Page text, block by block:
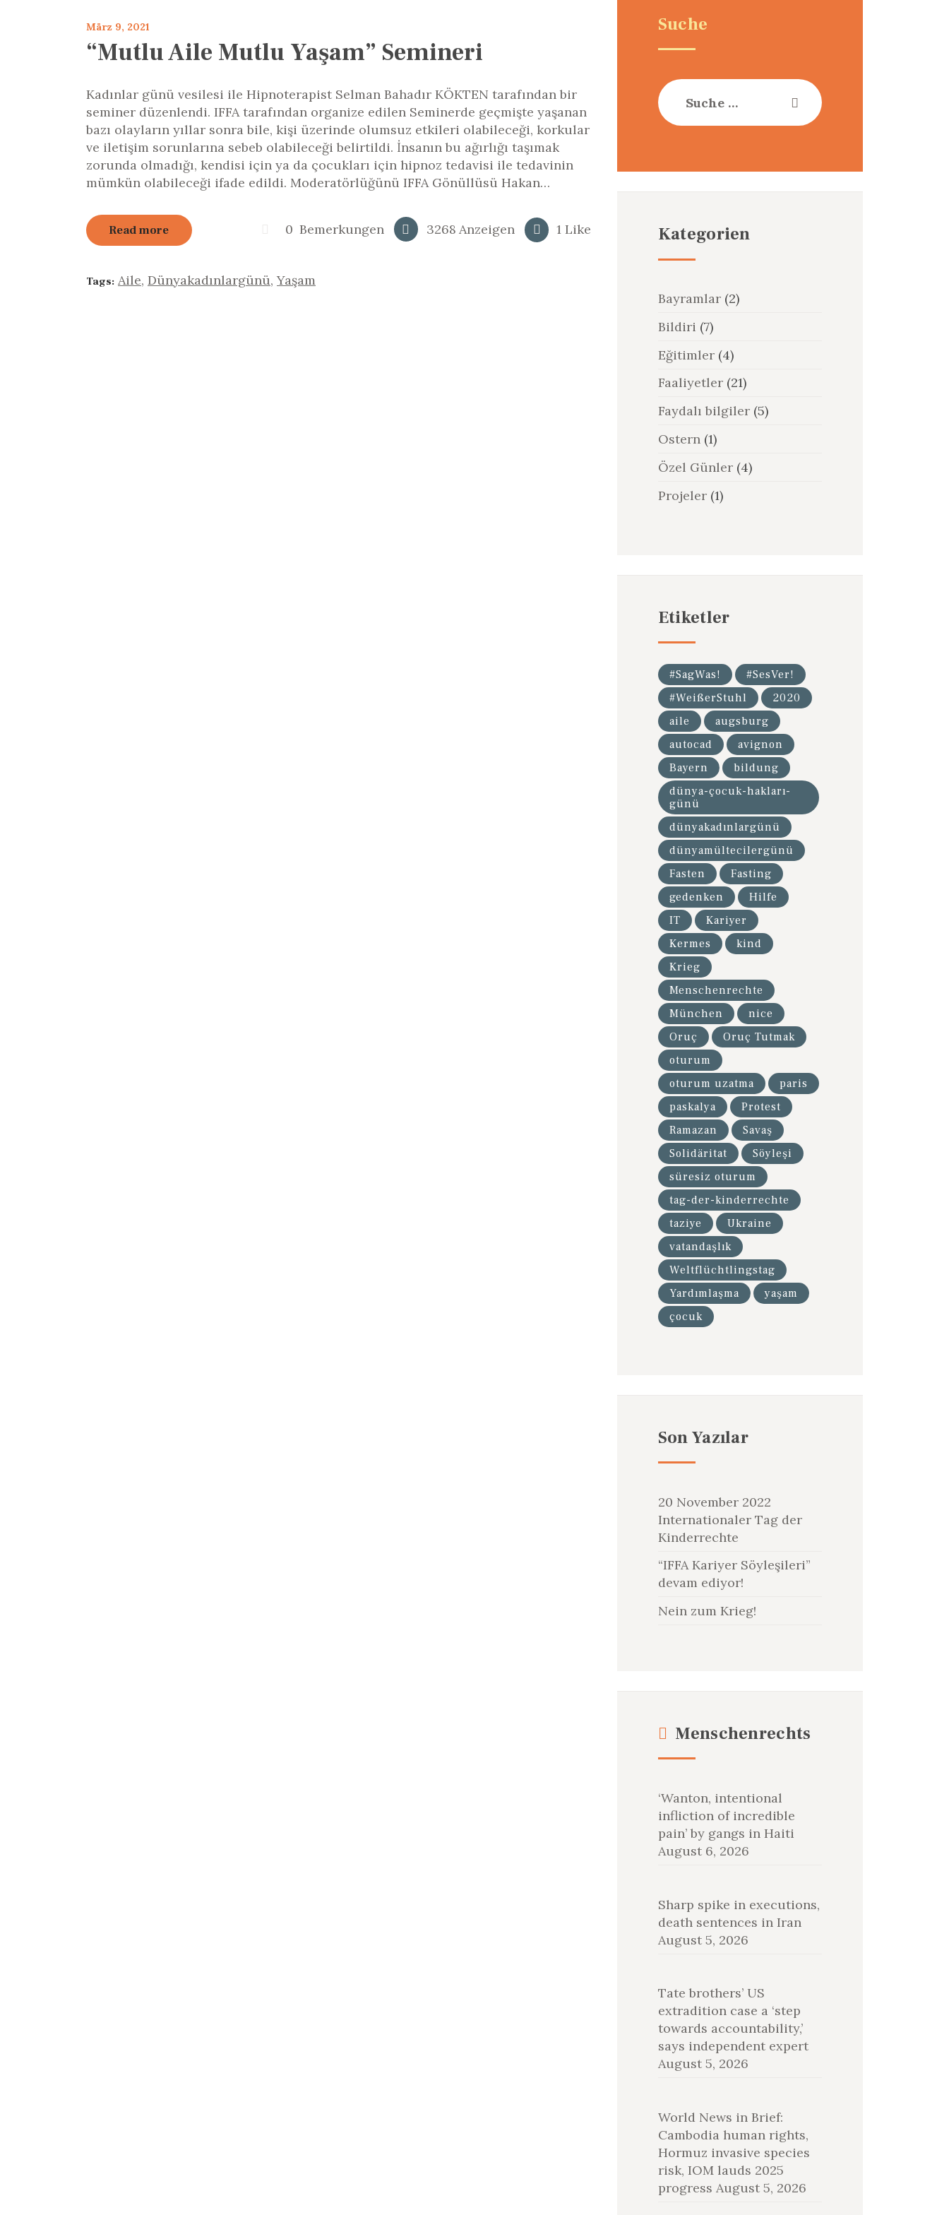
März 9, 2021
“Mutlu Aile Mutlu Yaşam” Semineri
Kadınlar günü vesilesi ile Hipnoterapist Selman Bahadır KÖKTEN tarafından bir
seminer düzenlendi. IFFA tarafından organize edilen Seminerde geçmişte yaşanan
bazı olayların yıllar sonra bile, kişi üzerinde olumsuz etkileri olabileceği, korkular
ve iletişim sorunlarına sebeb olabileceği belirtildi. İnsanın bu ağırlığı taşımak
zorunda olmadığı, kendisi için ya da çocukları için hipnoz tedavisi ile tedavinin
mümkün olabileceği ifade edildi. Moderatörlüğünü IFFA Gönüllüsü Hakan…
Read more 0 Bemerkungen 3268 Anzeigen 1 Like
Tags: Aile, Dünyakadınlargünü, Yaşam
Suche
Suche
nach:
Kategorien
Bayramlar(2)
Bildiri (7)
Eğitimler(4)
Faaliyetler(21)
Faydalı bilgiler(5)
Ostern(1)
Özel Günler(4)
Projeler(1)
Etiketler
#SagWas!
#SesVer!
#WeißerStuhl
2020
aile
augsburg
autocad
avignon
Bayern
bildung
dünya-çocuk-hakları-
günü
dünyakadınlargünü
dünyamültecilergünü
Fasten
Fasting
gedenken
Hilfe
IT
Kariyer
Kermes
kind
Krieg
Menschenrechte
München
nice
Oruç
Oruç Tutmak
oturum
oturum uzatma
paris
paskalya
Protest
Ramazan
Savaş
Solidäritat
Söyleşi
süresiz oturum
tag-der-kinderrechte
taziye
Ukraine
vatandaşlık
Weltflüchtlingstag
Yardımlaşma
yaşam
çocuk
Son Yazılar
20 November 2022
Internationaler Tag der
Kinderrechte
“IFFA Kariyer Söyleşileri”
devam ediyor!
Nein zum Krieg!
Menschenrechts
‘Wanton, intentional
infliction of incredible
pain’ by gangs in Haiti
August 6, 2026
Sharp spike in executions,
death sentences in Iran
August 5, 2026
Tate brothers’ US
extradition case a ‘step
towards accountability,’
says independent expert
August 5, 2026
World News in Brief:
Cambodia human rights,
Hormuz invasive species
risk, IOM lauds 2025
progress August 5, 2026